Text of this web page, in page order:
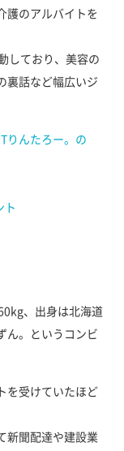
護のアルバイトを
しており、美容の
裏話など幅広いジ
りんたろー。の
ト
、出身は北海道
ん。というコンビ
を受けていたほど
新聞配達や建設業